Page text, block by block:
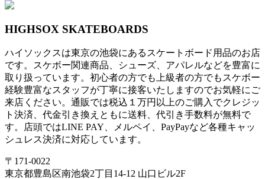
HIGHSOX SKATEBOARDS
ハイソックスは東京の池袋にあるスケートボード用品のお店
です。スケボー関連商品、シューズ、アパレルなどを豊富に
取り扱っています。初心者の方でも上級者の方でもスケボー
経験豊富なスタッフが丁寧に接客いたしますのでお気軽にご
来店ください。通販では税込１万円以上のご購入でクレジッ
ト決済、代金引き換えともに送料、代引き手数料が無料で
す。店頭ではLINE PAY、メルペイ、PayPayなど各種キャッ
シュレス決済に対応しています。
〒171-0022
東京都豊島区南池袋2丁目14-12 山口ビル2F